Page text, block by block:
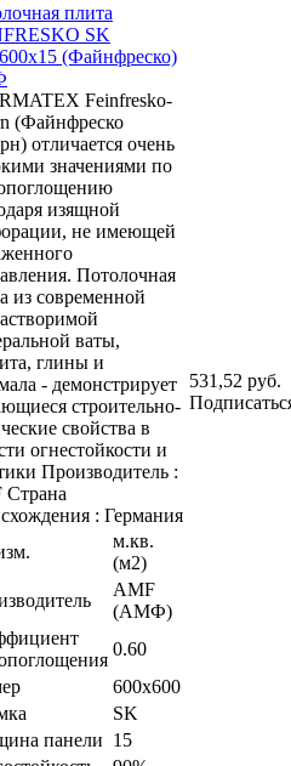
плита
SK
(Файнфреско)
Feinfresko-
(Файнфреско
отличается очень
значениями по
изящной
не имеющей
Потолочная
из современной
ваты,
глины и
- демонстрирует
строительно-
свойства в
огнестойкости и
Производитель :
Страна
: Германия
м.кв.
(м2)
AMF
(АМФ)
0.60
600x600
SK
панели 15
531,52 руб.